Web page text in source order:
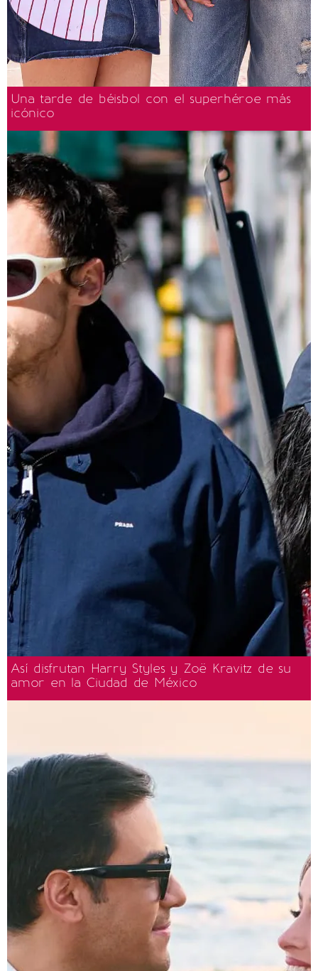
Una tarde de béisbol con el superhéroe más
icónico
Así disfrutan Harry Styles y Zoë Kravitz de su
amor en la Ciudad de México